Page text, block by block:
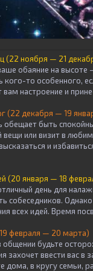
(22 ноября — 21
обаяние на высоте
кого-то особенного,
настроение и
(22 декабря — 19
обещает быть
вещи или визит в
и
(20 января — 18
день для
собеседников.
всех идей. Время
февраля — 20 марта)
общении будьте
захочет ввести вас в
дома, в кругу семьи,